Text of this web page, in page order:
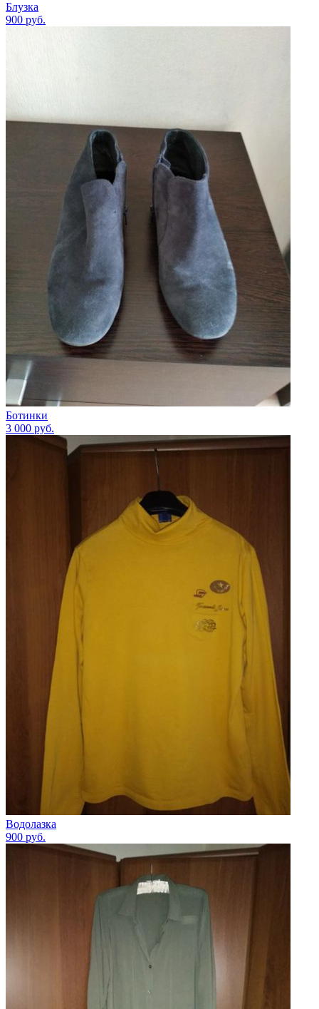
Блузка
900 руб.
Ботинки
3 000 руб.
Водолазка
900 руб.